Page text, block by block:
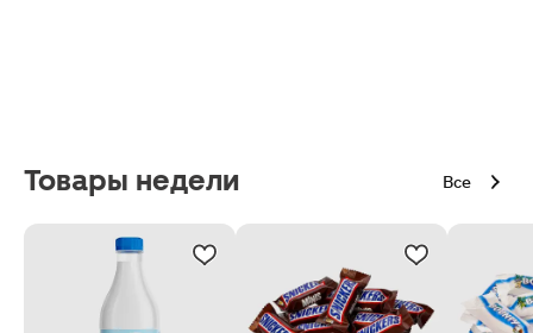
Товары недели Все